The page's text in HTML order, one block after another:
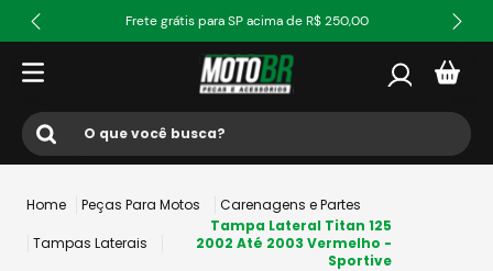
Frete grátis para SP acima de R$ 250,00
O que você busca?
Peças Para Motos Carenagens e Partes
Tampas Laterais
Tampa Lateral Titan 125
2002 Até 2003 Vermelho -
Sportive